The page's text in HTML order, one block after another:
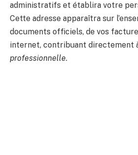
administratifs et établira votre
Cette adresse apparaîtra sur
documents officiels, de vos
internet, contribuant directement
professionnelle.